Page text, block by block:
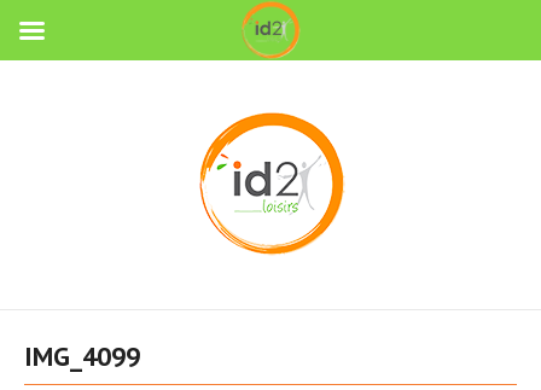
IMG_4099